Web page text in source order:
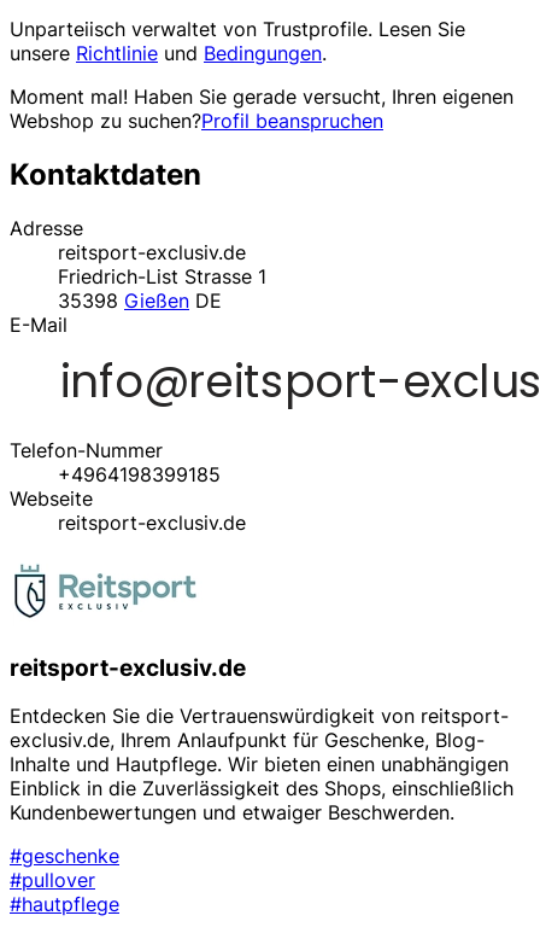
Unparteiisch verwaltet von Trustprofile. Lesen Sie
unsere Richtlinie und Bedingungen.
Moment mal! Haben Sie gerade versucht, Ihren eigenen
Webshop zu suchen?Profil beanspruchen
Kontaktdaten
Adresse
reitsport-exclusiv.de
Friedrich-List Strasse 1
35398 Gießen DE
E-Mail
Telefon-Nummer
+4964198399185
Webseite
reitsport-exclusiv.de
reitsport-exclusiv.de
Entdecken Sie die Vertrauenswürdigkeit von reitsport-
exclusiv.de, Ihrem Anlaufpunkt für Geschenke, Blog-
Inhalte und Hautpflege. Wir bieten einen unabhängigen
Einblick in die Zuverlässigkeit des Shops, einschließlich
Kundenbewertungen und etwaiger Beschwerden.
#geschenke
#pullover
#hautpflege